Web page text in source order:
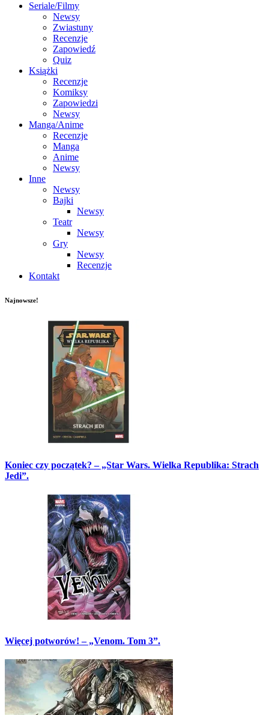
Seriale/Filmy
Newsy
Zwiastuny
Recenzje
Zapowiedź
Quiz
Książki
Recenzje
Komiksy
Zapowiedzi
Newsy
Manga/Anime
Recenzje
Manga
Anime
Newsy
Inne
Newsy
Bajki
Newsy
Teatr
Newsy
Gry
Newsy
Recenzje
Kontakt
Najnowsze!
Koniec czy początek? – „Star Wars. Wielka Republika: Strach
Jedi”.
Więcej potworów! – „Venom. Tom 3”.